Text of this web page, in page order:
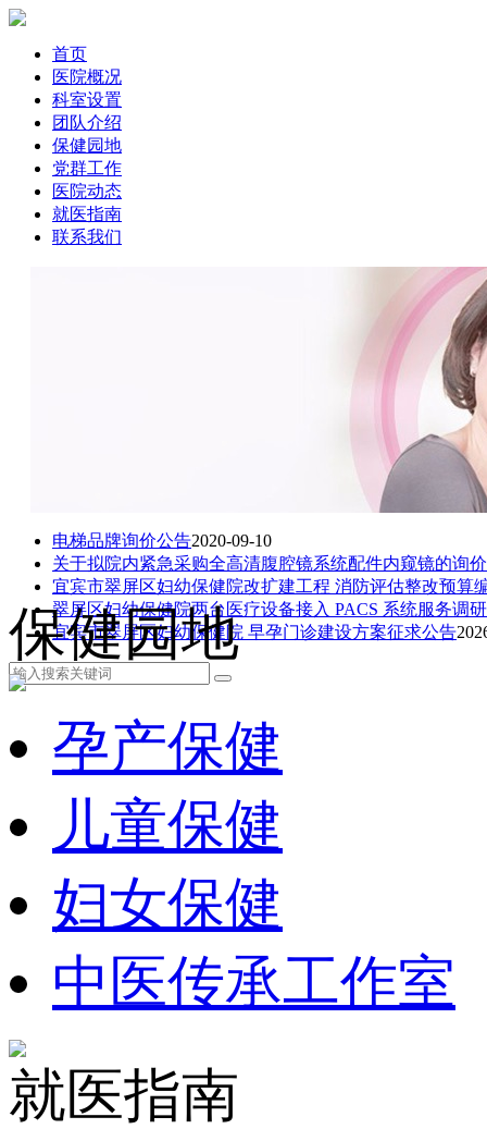
首页
医院概况
科室设置
团队介绍
保健园地
党群工作
医院动态
就医指南
联系我们
电梯品牌询价公告2020-09-10
关于拟院内紧急采购全高清腹腔镜系统配件内窥镜的询
宜宾市翠屏区妇幼保健院改扩建工程 消防评估整改预算
翠屏区妇幼保健院两台医疗设备接入 PACS 系统服务调
宜宾市翠屏区妇幼保健院 早孕门诊建设方案征求公告
保健园地
孕产保健
儿童保健
妇女保健
中医传承工作室
就医指南